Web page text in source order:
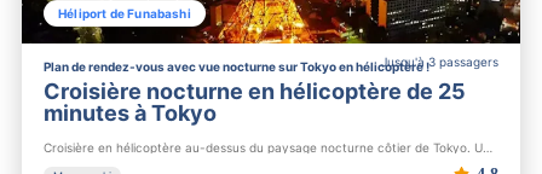
Héliport de Funabashi
Jusqu'à 3 passagers
Plan de rendez-vous avec vue nocturne sur Tokyo en hélicoptère !
Croisière nocturne en hélicoptère de 25
minutes à Tokyo